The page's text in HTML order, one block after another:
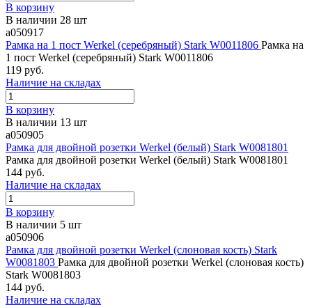
В корзину
В наличии 28 шт
a050917
Рамка на 1 пост Werkel (серебряный) Stark W0011806 Рамка на
1 пост Werkel (серебряный) Stark W0011806
119 руб.
Наличие на складах
В корзину
В наличии 13 шт
a050905
Рамка для двойной розетки Werkel (белый) Stark W0081801
Рамка для двойной розетки Werkel (белый) Stark W0081801
144 руб.
Наличие на складах
В корзину
В наличии 5 шт
a050906
Рамка для двойной розетки Werkel (слоновая кость) Stark
W0081803 Рамка для двойной розетки Werkel (слоновая кость)
Stark W0081803
144 руб.
Наличие на складах